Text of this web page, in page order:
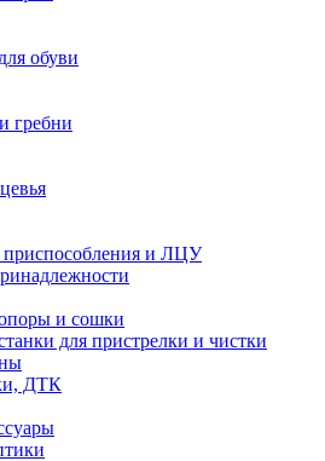
обуви
гребни
и ЛЦУ
и сошки
для пристрелки и чистки
ДТК